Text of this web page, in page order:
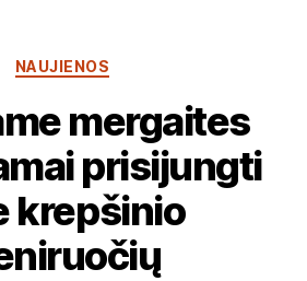
Kategorijos
NAUJIENOS
mergaites
prisijungti
krepšinio